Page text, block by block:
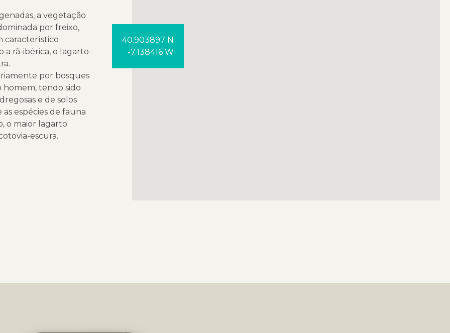
40.903897 N
-7.138416 W
a vegetação
por freixo,
característico
rã-ibérica, o lagarto-
por bosques
homem, tendo sido
e de solos
espécies de fauna
o maior lagarto
escura.